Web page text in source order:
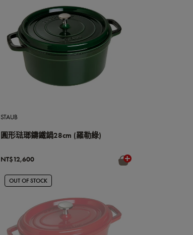
STAUB
圓形琺瑯鑄鐵鍋28cm (羅勒綠)
NT$12,600
OUT OF STOCK